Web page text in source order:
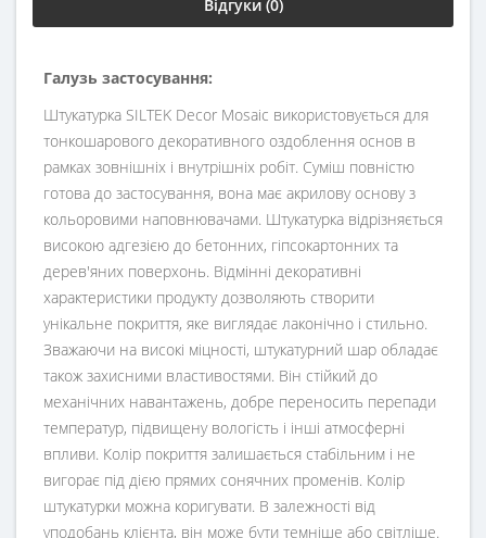
Відгуки (0)
Галузь застосування:
Штукатурка SILTEK Decor Mosaic використовується для
тонкошарового декоративного оздоблення основ в
рамках зовнішніх і внутрішніх робіт. Суміш повністю
готова до застосування, вона має акрилову основу з
кольоровими наповнювачами. Штукатурка відрізняється
високою адгезією до бетонних, гіпсокартонних та
дерев'яних поверхонь. Відмінні декоративні
характеристики продукту дозволяють створити
унікальне покриття, яке виглядає лаконічно і стильно.
Зважаючи на високі міцності, штукатурний шар обладає
також захисними властивостями. Він стійкий до
механічних навантажень, добре переносить перепади
температур, підвищену вологість і інші атмосферні
впливи. Колір покриття залишається стабільним і не
вигорає під дією прямих сонячних променів. Колір
штукатурки можна коригувати. В залежності від
уподобань клієнта, він може бути темніше або світліше.